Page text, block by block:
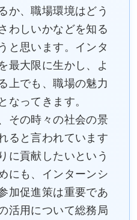
か、職場環境はどう
わしいかなどを知る
と思います。インタ
最大限に生かし、よ
上でも、職場の魅力
なってきます。
その時々の社会の景
ると言われています
に貢献したいという
にも、インターンシ
加促進策は重要であ
活用について総務局